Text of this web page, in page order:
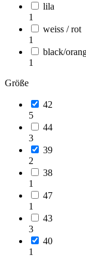
lila
1
weiss / rot
1
black/
1
Größe
42
5
44
3
39
2
38
1
47
1
43
3
40
1